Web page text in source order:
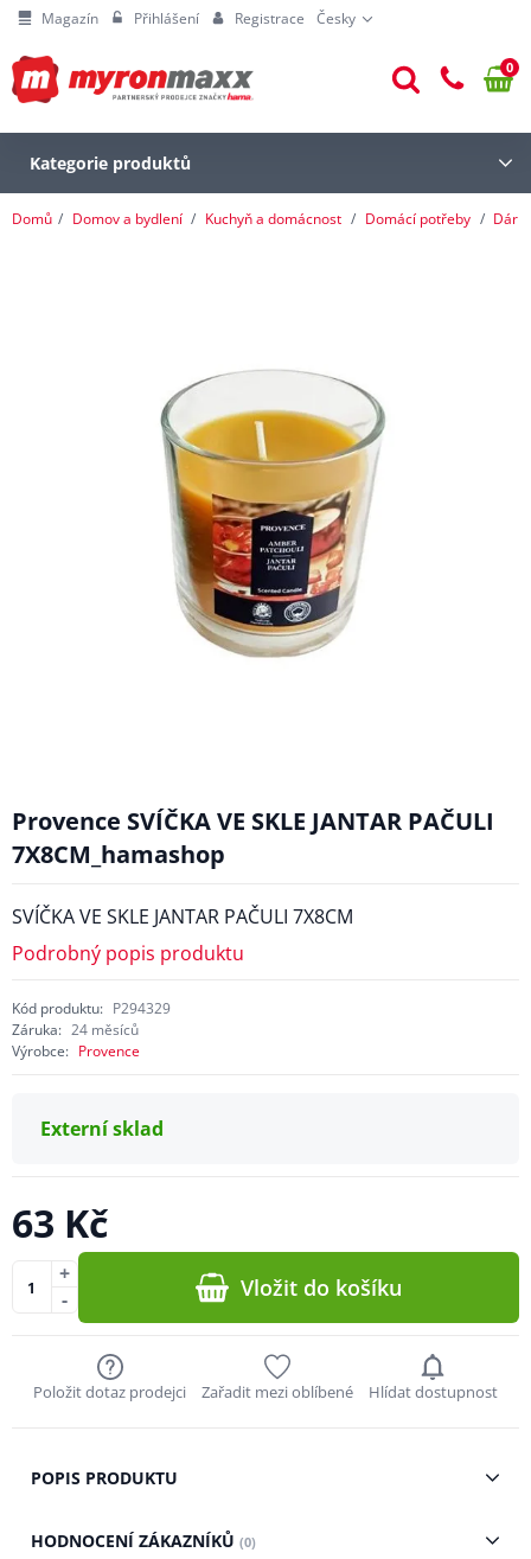
Magazín Přihlášení Registrace Česky
0
Kategorie produktů
Domů Domov a bydlení Kuchyň a domácnost Domácí potřeby
Provence SVÍČKA VE SKLE JANTAR PAČULI
7X8CM_hamashop
SVÍČKA VE SKLE JANTAR PAČULI 7X8CM
Podrobný popis produktu
Kód produktu: P294329
Záruka: 24 měsíců
Výrobce: Provence
Externí sklad
63 Kč
-
+ Vložit do košíku
Položit dotaz prodejci Zařadit mezi oblíbené Hlídat dostupnost
POPIS PRODUKTU
HODNOCENÍ ZÁKAZNÍKŮ (0)